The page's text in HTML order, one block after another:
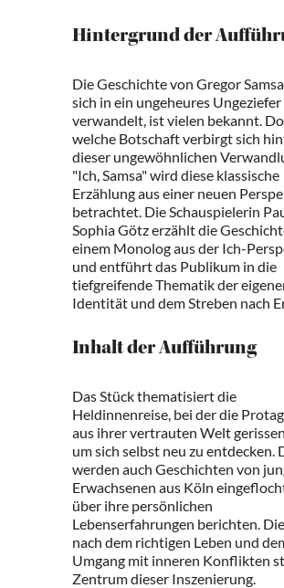
Hintergrund der
Die Geschichte von Gregor
sich in ein ungeheures Ungeziefer
verwandelt, ist vielen bekannt.
welche Botschaft verbirgt sich
dieser ungewöhnlichen
"Ich, Samsa" wird diese klassische
Erzählung aus einer neuen
betrachtet. Die Schauspielerin
Sophia Götz erzählt die
einem Monolog aus der Ich-
und entführt das Publikum in die
tiefgreifende Thematik der
Identität und dem Streben nach
Inhalt der Aufführung
Das Stück thematisiert die
Heldinnenreise, bei der die
aus ihrer vertrauten Welt
um sich selbst neu zu entdecken.
werden auch Geschichten von
Erwachsenen aus Köln
über ihre persönlichen
Lebenserfahrungen berichten.
nach dem richtigen Leben und
Umgang mit inneren Konflikten
Zentrum dieser Inszenierung.